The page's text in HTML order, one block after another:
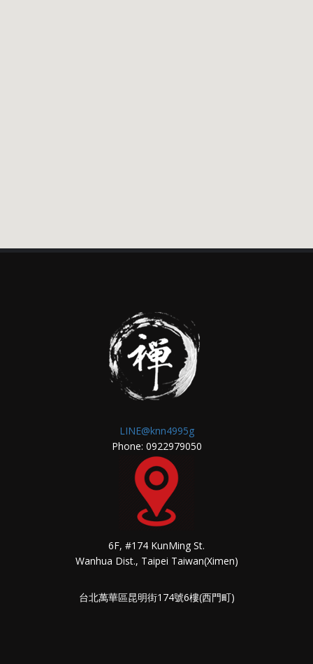
LINE@knn4995g
Phone: 0922979050
6F, #174 KunMing St.
Wanhua Dist., Taipei Taiwan(Ximen)
台北萬華區昆明街174號6樓(西門町)